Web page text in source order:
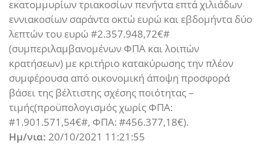
εκατομμυρίων τριακοσίων πενήντα επτά χιλιάδων
εννιακοσίων σαράντα οκτώ ευρώ και εβδομήντα δύο
λεπτών του ευρώ #2.357.948,72€#
(συμπεριλαμβανομένων ΦΠΑ και λοιπών
κρατήσεων) με κριτήριο κατακύρωσης την πλέον
συμφέρουσα από οικονομική άποψη προσφορά
βάσει της βέλτιστης σχέσης ποιότητας –
τιμής(προϋπολογισμός χωρίς ΦΠΑ:
#1.901.571,54€#, ΦΠΑ: #456.377,18€).
Ημ/νια: 20/10/2021 11:21:55